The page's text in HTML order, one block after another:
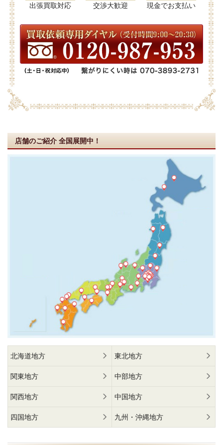
出張買取対応 交渉大歓迎 現金でお支払い
店舗のご紹介 全国展開中！
北海道地方 東北地方
関東地方 中部地方
関西地方 中国地方
四国地方 九州・沖縄地方